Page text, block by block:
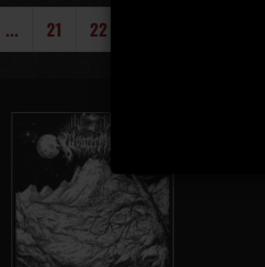
... 21 22